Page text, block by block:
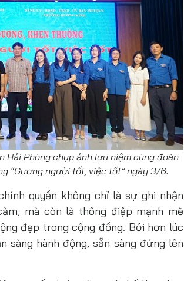
Hải Phòng chụp ảnh lưu niệm cùng đoàn
“Gương người tốt, việc tốt” ngày 3/6.
quyền không chỉ là sự ghi nhận
mà còn là thông điệp mạnh mẽ
đẹp trong cộng đồng. Bởi hơn lúc
sàng hành động, sẵn sàng đứng lên